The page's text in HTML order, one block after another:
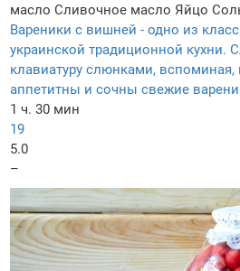
масло Сливочное масло Яйцо
Вареники с вишней - одно из
украинской традиционной кухни.
клавиатуру слюнками, вспоминая,
аппетитны и сочны свежие
1 ч. 30 мин
19
5.0
–